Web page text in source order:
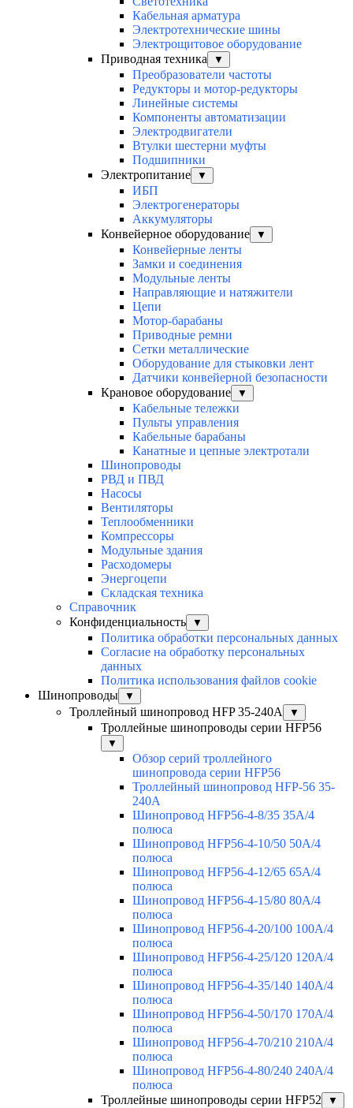
Кабельная арматура
Электротехнические шины
Электрощитовое оборудование
Приводная техника
▼
Преобразователи частоты
Редукторы и мотор-редукторы
Линейные системы
Компоненты автоматизации
Электродвигатели
Втулки шестерни муфты
Подшипники
Электропитание
▼
ИБП
Электрогенераторы
Аккумуляторы
Конвейерное оборудование
▼
Конвейерные ленты
Замки и соединения
Модульные ленты
Направляющие и натяжители
Цепи
Мотор-барабаны
Приводные ремни
Сетки металлические
Оборудование для стыковки лент
Датчики конвейерной безопасности
Крановое оборудование
▼
Кабельные тележки
Пульты управления
Кабельные барабаны
Канатные и цепные электротали
Шинопроводы
РВД и ПВД
Насосы
Вентиляторы
Теплообменники
Компрессоры
Модульные здания
Расходомеры
Энергоцепи
Складская техника
Справочник
Конфиденциальность
▼
Политика обработки персональных данных
Согласие на обработку персональных
данных
Политика использования файлов cookie
Шинопроводы
▼
Троллейный шинопровод HFP 35-240А ▼
Троллейные шинопроводы серии HFP56
▼
Обзор серий троллейного
шинопровода серии HFP56
Троллейный шинопровод HFP-56 35-
240А
Шинопровод HFP56-4-8/35 35А/4
полюса
Шинопровод HFP56-4-10/50 50А/4
полюса
Шинопровод HFP56-4-12/65 65А/4
полюса
Шинопровод HFP56-4-15/80 80А/4
полюса
Шинопровод HFP56-4-20/100 100А/4
полюса
Шинопровод HFP56-4-25/120 120А/4
полюса
Шинопровод HFP56-4-35/140 140А/4
полюса
Шинопровод HFP56-4-50/170 170А/4
полюса
Шинопровод HFP56-4-70/210 210А/4
полюса
Шинопровод HFP56-4-80/240 240А/4
полюса
Троллейные шинопроводы серии HFP52
▼